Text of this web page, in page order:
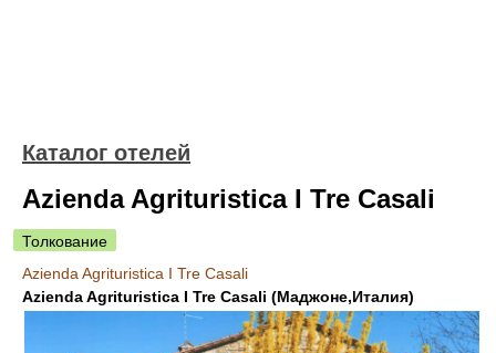
Каталог отелей
Azienda Agrituristica I Tre Casali
Толкование
Azienda Agrituristica I Tre Casali
Azienda Agrituristica I Tre Casali (Маджоне,Италия)